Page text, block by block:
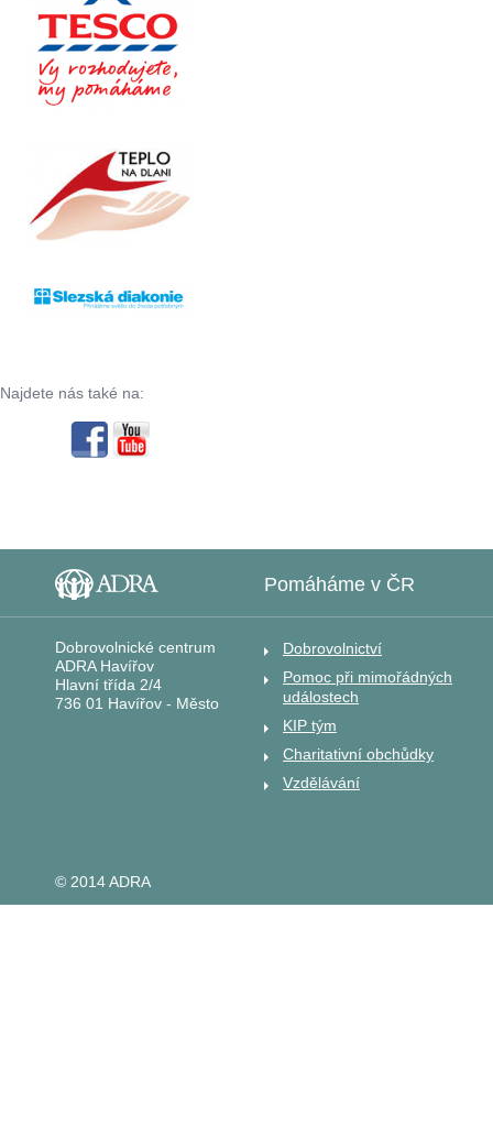
Najdete nás také na:
Dobrovolnické centrum
ADRA Havířov
Hlavní třída 2/4
736 01 Havířov - Město
Pomáháme v ČR
Dobrovolnictví
Pomoc při mimořádných
událostech
KIP tým
Charitativní obchůdky
Vzdělávání
© 2014 ADRA